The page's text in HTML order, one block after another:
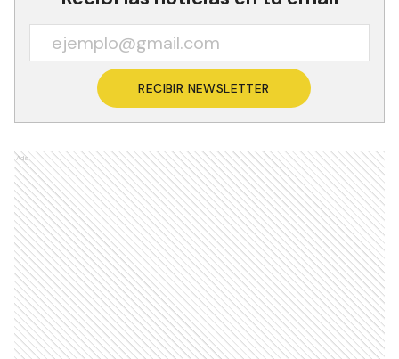
RECIBIR NEWSLETTER
Ads